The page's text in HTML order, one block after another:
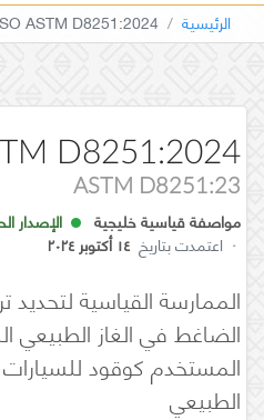
الرئيسية ASTM D8251:2024
D8251:2024
ASTM D8251:23
مواصفة قياسية خليجية
الإصدار
· اعتمدت بتاريخ ١٤ أكتوبر ٢٠٢٤
الممارسة القياسية لتحديد
الضاغط في الغاز
المستخدم كوقود للسيارات
الطبيعي